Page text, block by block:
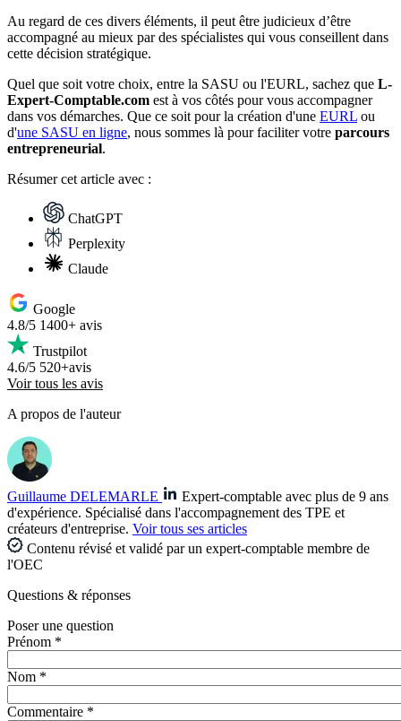
Au regard de ces divers éléments, il peut être judicieux d’être
accompagné au mieux par des spécialistes qui vous conseillent dans
cette décision stratégique.​
Quel que soit votre choix, entre la SASU ou l'EURL, sachez que L-
Expert-Comptable.com est à vos côtés pour vous accompagner
dans vos démarches. Que ce soit pour la création d'une EURL ou
d'une SASU en ligne, nous sommes là pour faciliter votre parcours
entrepreneurial.
Résumercet article avec :
ChatGPT
Perplexity
Claude
Google
4.8/5 1400+ avis
Trustpilot
4.6/5 520+avis
Voir tous les avis
A propos de l'auteur
Guillaume DELEMARLE
Expert-comptable avec plus de 9 ans
d'expérience. Spécialisé dans l'accompagnement des TPE et
créateurs d'entreprise. Voir tous ses articles
Contenu révisé et validé par un expert-comptable membre de
l'OEC
Questions & réponses
Poser une question
Prénom *
Nom *
Commentaire *